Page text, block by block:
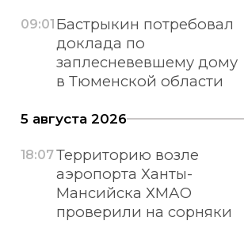
09:01 Бастрыкин потребовал
доклада по
заплесневевшему дому
в Тюменской области
5 августа 2026
18:07Территорию возле
аэропорта Ханты-
Мансийска ХМАО
проверили на сорняки